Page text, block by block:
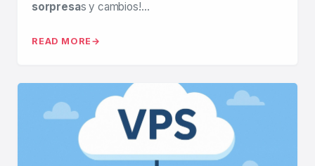
sorpresas y cambios!…
READ MORE